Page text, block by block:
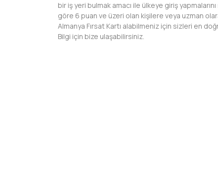
bir iş yeri bulmak amacı ile ülkeye giriş
göre 6 puan ve üzeri olan kişilere veya uzman
Almanya Fırsat Kartı alabilmeniz için sizleri en
Bilgi için bize ulaşabilirsiniz.